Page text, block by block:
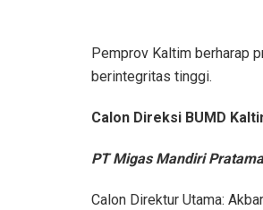
Pemprov Kaltim berharap
berintegritas tinggi.
Calon Direksi BUMD
PT Migas Mandiri
Calon Direktur Utama: